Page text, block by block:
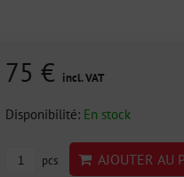
75 € incl. VAT
Disponibilité: En stock
pcs AJOUTER AU